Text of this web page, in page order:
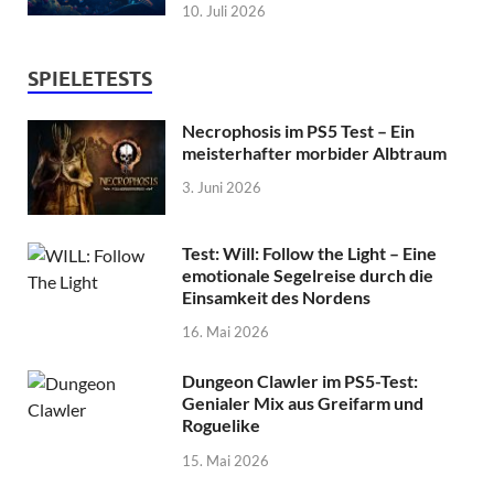
10. Juli 2026
SPIELETESTS
Necrophosis im PS5 Test – Ein
meisterhafter morbider Albtraum
3. Juni 2026
Test: Will: Follow the Light – Eine
emotionale Segelreise durch die
Einsamkeit des Nordens
16. Mai 2026
Dungeon Clawler im PS5-Test:
Genialer Mix aus Greifarm und
Roguelike
15. Mai 2026